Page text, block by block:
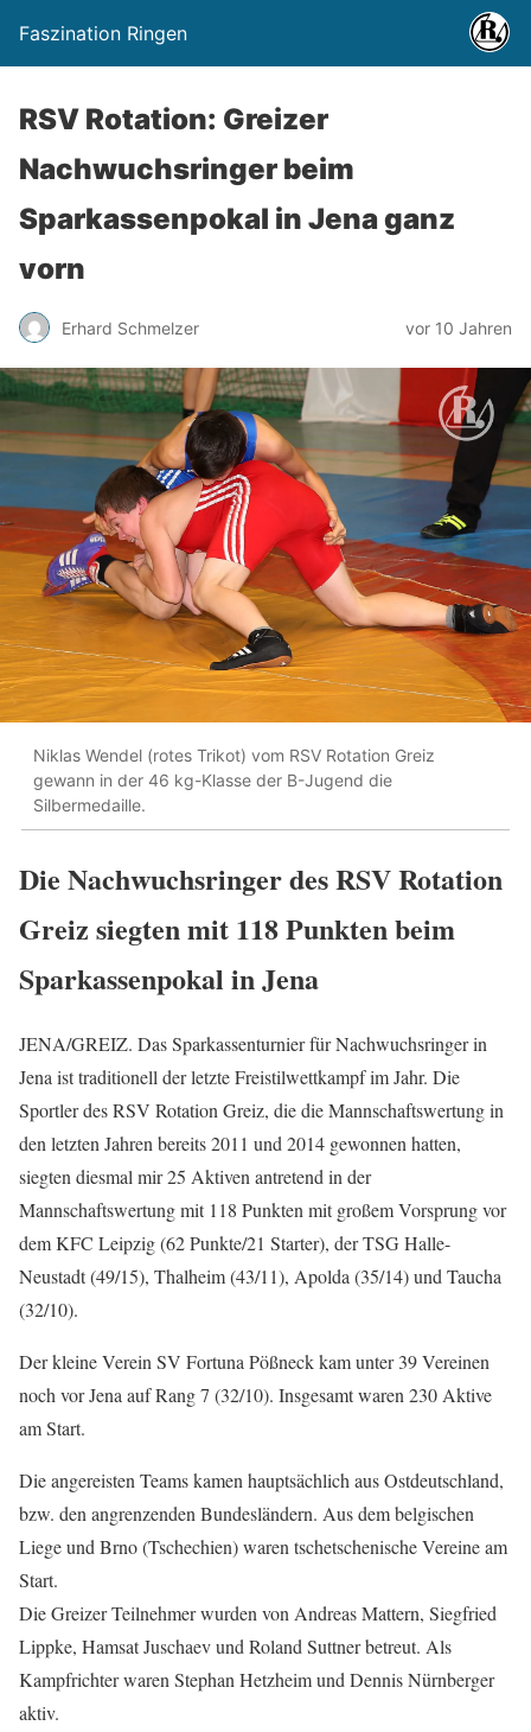
Faszination Ringen
RSV Rotation: Greizer
Nachwuchsringer beim
Sparkassenpokal in Jena ganz
vorn
Erhard Schmelzer vor 10 Jahren
Niklas Wendel (rotes Trikot) vom RSV Rotation Greiz
gewann in der 46 kg-Klasse der B-Jugend die
Silbermedaille.
Die Nachwuchsringer des RSV Rotation
Greiz siegten mit 118 Punkten beim
Sparkassenpokal in Jena
JENA/GREIZ. Das Sparkassenturnier für Nachwuchsringer in
Jena ist traditionell der letzte Freistilwettkampf im Jahr. Die
Sportler des RSV Rotation Greiz, die die Mannschaftswertung in
den letzten Jahren bereits 2011 und 2014 gewonnen hatten,
siegten diesmal mir 25 Aktiven antretend in der
Mannschaftswertung mit 118 Punkten mit großem Vorsprung vor
dem KFC Leipzig (62 Punkte/21 Starter), der TSG Halle-
Neustadt (49/15), Thalheim (43/11), Apolda (35/14) und Taucha
(32/10).
Der kleine Verein SV Fortuna Pößneck kam unter 39 Vereinen
noch vor Jena auf Rang 7 (32/10). Insgesamt waren 230 Aktive
am Start.
Die angereisten Teams kamen hauptsächlich aus Ostdeutschland,
bzw. den angrenzenden Bundesländern. Aus dem belgischen
Liege und Brno (Tschechien) waren tschetschenische Vereine am
Start.
Die Greizer Teilnehmer wurden von Andreas Mattern, Siegfried
Lippke, Hamsat Juschaev und Roland Suttner betreut. Als
Kampfrichter waren Stephan Hetzheim und Dennis Nürnberger
aktiv.